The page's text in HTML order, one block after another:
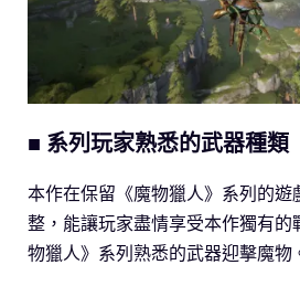
■ 系列玩家熟悉的武器種類
本作在保留《魔物獵人》系列的遊
整，能讓玩家盡情享受本作獨有的
物獵人》系列熟悉的武器迎擊魔物